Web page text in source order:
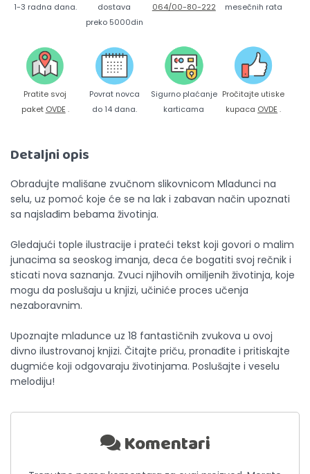
1-3 radna dana.
dostava
preko 5000din
064/00-80-222
mesečnih rata
Pratite svoj
paket OVDE .
Povrat novca
do 14 dana.
Sigurno plaćanje
karticama
Pročitajte utiske
kupaca OVDE .
Detaljni opis
Obradujte mališane zvučnom slikovnicom Mladunci na
selu, uz pomoć koje će se na lak i zabavan način upoznati
sa najslađim bebama životinja.
Gledajući tople ilustracije i prateći tekst koji govori o malim
junacima sa seoskog imanja, deca će bogatiti svoj rečnik i
sticati nova saznanja. Zvuci njihovih omiljenih životinja, koje
mogu da poslušaju u knjizi, učiniće proces učenja
nezaboravnim.
Upoznajte mladunce uz 18 fantastičnih zvukova u ovoj
divno ilustrovanoj knjizi. Čitajte priču, pronađite i pritiskajte
dugmiće koji odgovaraju životinjama. Poslušajte i veselu
melodiju!
Komentari